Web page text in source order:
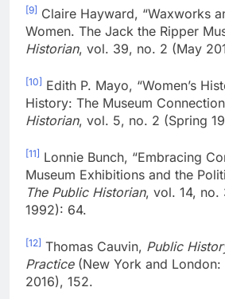
[9] Claire Hayward, “Waxworks
Women. The Jack the Ripper
Historian, vol. 39, no. 2 (May
[10] Edith P. Mayo, “Women’s
History: The Museum
Historian, vol. 5, no. 2 (Spring
[11] Lonnie Bunch, “Embracing
Museum Exhibitions and the
The Public Historian, vol. 14, no.
1992): 64.
[12] Thomas Cauvin, Public
Practice(New York and London:
2016), 152.